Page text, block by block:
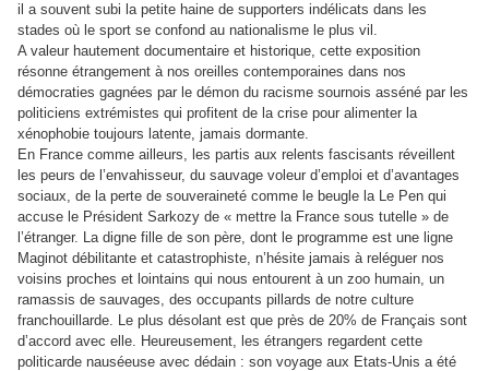
il a souvent subi la petite haine de supporters indélicats dans les
stades où le sport se confond au nationalisme le plus vil.
A valeur hautement documentaire et historique, cette exposition
résonne étrangement à nos oreilles contemporaines dans nos
démocraties gagnées par le démon du racisme sournois asséné par les
politiciens extrémistes qui profitent de la crise pour alimenter la
xénophobie toujours latente, jamais dormante.
En France comme ailleurs, les partis aux relents fascisants réveillent
les peurs de l’envahisseur, du sauvage voleur d’emploi et d’avantages
sociaux, de la perte de souveraineté comme le beugle la Le Pen qui
accuse le Président Sarkozy de « mettre la France sous tutelle » de
l’étranger. La digne fille de son père, dont le programme est une ligne
Maginot débilitante et catastrophiste, n’hésite jamais à reléguer nos
voisins proches et lointains qui nous entourent à un zoo humain, un
ramassis de sauvages, des occupants pillards de notre culture
franchouillarde. Le plus désolant est que près de 20% de Français sont
d’accord avec elle. Heureusement, les étrangers regardent cette
politicarde nauséeuse avec dédain : son voyage aux Etats-Unis a été